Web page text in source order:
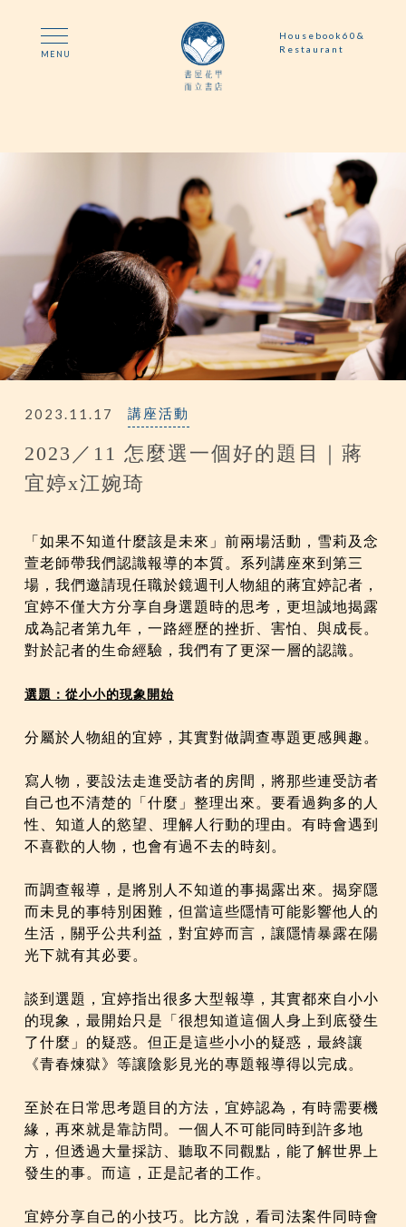
Housebook60&
Restaurant
MENU
2023.11.17 講座活動
2023／11 怎麼選一個好的題目｜蔣
宜婷x江婉琦
「如果不知道什麼該是未來」前兩場活動，雪莉及念
萱老師帶我們認識報導的本質。系列講座來到第三
場，我們邀請現任職於鏡週刊人物組的蔣宜婷記者，
宜婷不僅大方分享自身選題時的思考，更坦誠地揭露
成為記者第九年，一路經歷的挫折、害怕、與成長。
對於記者的生命經驗，我們有了更深一層的認識。
選題：從小小的現象開始
分屬於人物組的宜婷，其實對做調查專題更感興趣。
寫人物，要設法走進受訪者的房間，將那些連受訪者
自己也不清楚的「什麼」整理出來。要看過夠多的人
性、知道人的慾望、理解人行動的理由。有時會遇到
不喜歡的人物，也會有過不去的時刻。
而調查報導，是將別人不知道的事揭露出來。揭穿隱
而未見的事特別困難，但當這些隱情可能影響他人的
生活，關乎公共利益，對宜婷而言，讓隱情暴露在陽
光下就有其必要。
談到選題，宜婷指出很多大型報導，其實都來自小小
的現象，最開始只是「很想知道這個人身上到底發生
了什麼」的疑惑。但正是這些小小的疑惑，最終讓
《青春煉獄》等讓陰影見光的專題報導得以完成。
至於在日常思考題目的方法，宜婷認為，有時需要機
緣，再來就是靠訪問。一個人不可能同時到許多地
方，但透過大量採訪、聽取不同觀點，能了解世界上
發生的事。而這，正是記者的工作。
宜婷分享自己的小技巧。比方說，看司法案件同時會